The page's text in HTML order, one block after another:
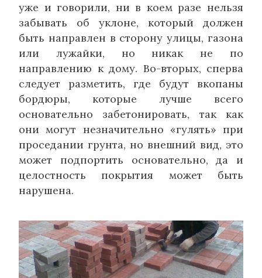
уже и говорили, ни в коем разе нельзя
забывать об уклоне, который должен
быть направлен в сторону улицы, газона
или лужайки, но никак не по
направлению к дому. Во-вторых, сперва
следует разметить, где будут вкопаны
бордюры, которые лучше всего
основательно забетонировать, так как
они могут незначительно «гулять» при
проседании грунта, но внешний вид, это
может подпортить основательно, да и
целостность покрытия может быть
нарушена.